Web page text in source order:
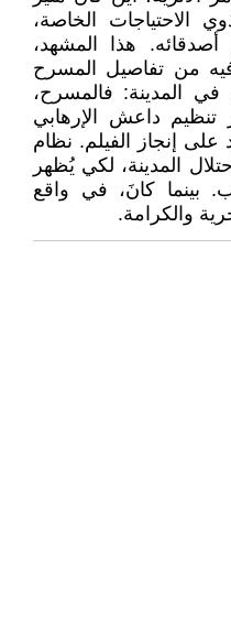
الاحتياجات الخاصة،
هذا المشهد،
فيه من تفاصيل المسرح
في المدينة: فالمسرح،
تنظيم داعش الإرهابي
على إنجاز الفيلم. نظام
المدينة، لكي يُظهر
بينما كانَ، في واقع
والكرامة.